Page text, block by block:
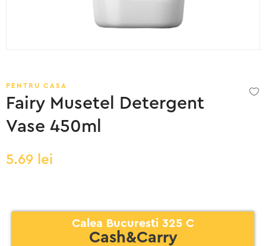
PENTRU CASA
Fairy Musetel Detergent
Vase 450ml
5.69 lei
Calea Bucuresti 325 C
Cash&Carry